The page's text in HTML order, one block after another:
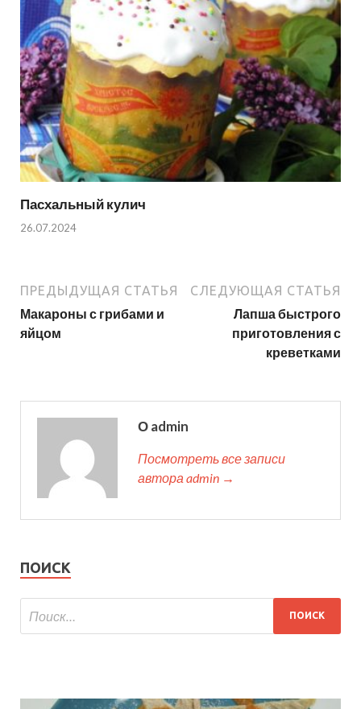
Пасхальный кулич
26.07.2024
ПРЕДЫДУЩАЯ СТАТЬЯ
Макароны с грибами и
яйцом
СЛЕДУЮЩАЯ СТАТЬЯ
Лапша быстрого
приготовления с
креветками
О admin
Посмотреть все записи
автора admin →
ПОИСК